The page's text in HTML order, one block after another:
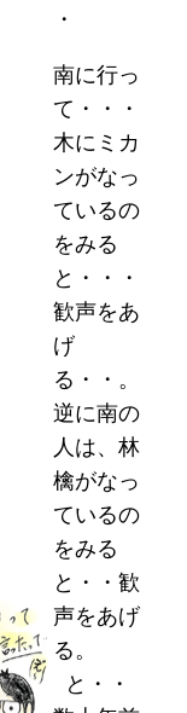
・
南に行っ
て・・・
木にミカ
ンがなっ
ているの
をみる
と・・・
歓声をあ
げ
る・・。
逆に南の
人は、林
檎がなっ
ているの
をみる
と・・歓
声をあげ
る。
と・・